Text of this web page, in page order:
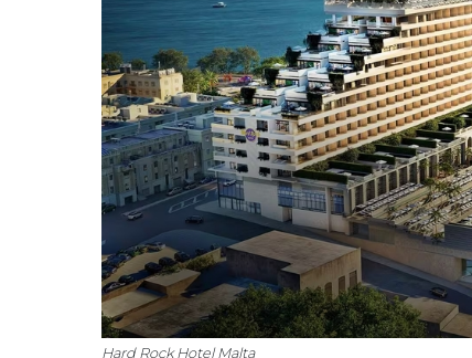
Hard Rock Hotel Malta